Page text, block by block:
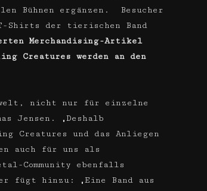
Bühnen ergänzen. Besucher
Shirts der tierischen Band
Merchandising-Artikel
Creatures werden an den
nicht nur für einzelne
Jensen. „Deshalb
Creatures und das Anliegen
auch für uns als
Community ebenfalls
fügt hinzu: „Eine Band aus